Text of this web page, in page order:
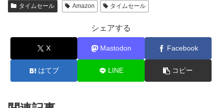
タイムセール Amazon タイムセール
シェアする
X Mastodon Facebook
はてブ LINE コピー